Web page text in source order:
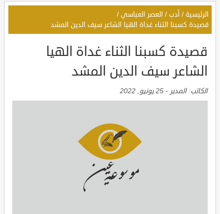
الرئيسية / أدب / العصر العباسي /
قصيدة كسبنا الثناء غداة الهيا الشاعر سيف الدين المشد
قصيدة كسبنا الثناء غداة الهيا
الشاعر سيف الدين المشد
الكاتب:المدير - 25 يونيو, 2022